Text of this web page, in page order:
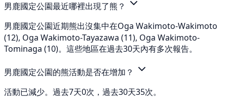
男鹿國定公園最近哪裡出現了熊？
男鹿國定公園近期熊出沒集中在Oga Wakimoto-Wakimoto
(12), Oga Wakimoto-Tayazawa (11), Oga Wakimoto-
Tominaga (10)。這些地區在過去30天內有多次報告。
男鹿國定公園的熊活動是否在增加？
活動已減少。過去7天0次，過去30天35次。